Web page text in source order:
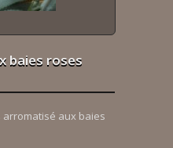
baies roses
arromatisé aux baies